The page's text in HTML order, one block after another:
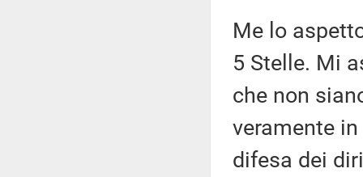
Me lo
5 Stelle. Mi
che non
veramente
difesa dei